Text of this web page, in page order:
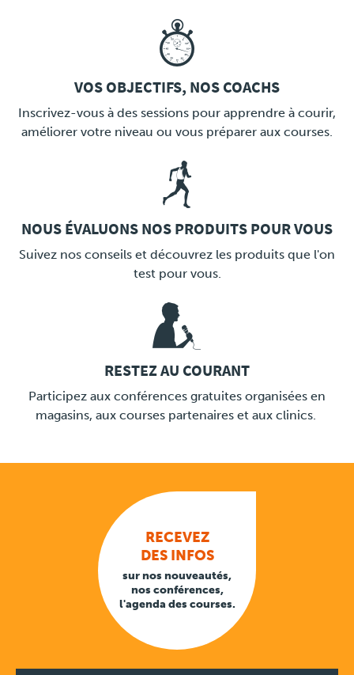
VOS OBJECTIFS, NOS COACHS
Inscrivez-vous à des sessions pour apprendre à courir,
améliorer votre niveau ou vous préparer aux courses.
LINK
NOUS ÉVALUONS NOS PRODUITS POUR VOUS
Suivez nos conseils et découvrez les produits que l'on
test pour vous.
RESTEZ AU COURANT
Participez aux conférences gratuites organisées en
magasins, aux courses partenaires et aux clinics.
RECEVEZ
DES INFOS
sur nos nouveautés,
nos conférences,
l'agenda des courses.